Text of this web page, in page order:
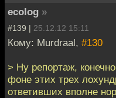
ecolog »
#139 | 25.12.12 15:11
Кому: Murdraal, #130
> Ну репортаж,
фоне этих трех
ответивших вполне